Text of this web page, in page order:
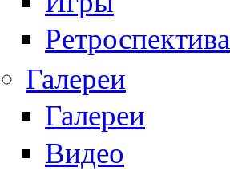
Ретроспектива
Галереи
Галереи
Видео